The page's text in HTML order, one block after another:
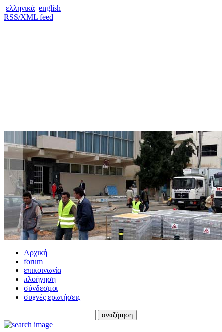
ελληνικά english
RSS/XML feed
Αρχική
forum
επικοινωνία
πλοήγηση
σύνδεσμοι
συχνές ερωτήσεις